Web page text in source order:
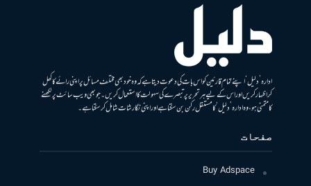
ادارہ ’دلیل‘ اپنے تمام قارئین کو اس بات کی دعوت دیتا ہے کہ وہ خود بھی مختلف مسائل پر اپنی رائے کا کھل
کر اظہار کریں اور اس کے لیے ہر تحریر پر تبصرے کی سہولت کا استعمال کریں۔ جو بھی ویب سائٹ پر لکھنے
کا متمنی ہو، وہ ادارہ ’دلیل‘ کا مستقل رکن بن سکتا ہے اور اپنی نگارشات شامل کرسکتا ہے۔
صفحات
Buy Adspace